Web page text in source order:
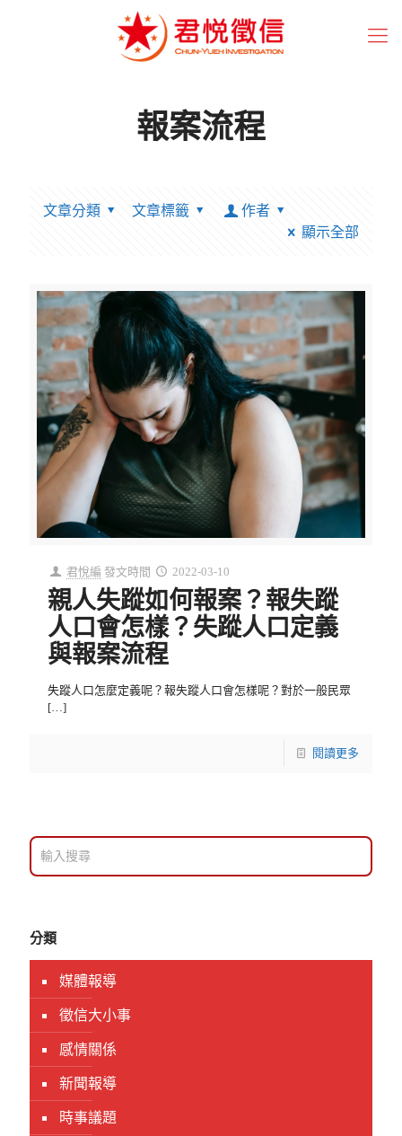
報案流程
文章分類 文章標籤
作者
顯示全部
君悅編 發文時間 2022-03-10
親人失蹤如何報案？報失蹤
人口會怎樣？失蹤人口定義
與報案流程
失蹤人口怎麼定義呢？報失蹤人口會怎樣呢？對於一般民眾
[…]
閱讀更多
分類
媒體報導
徵信大小事
感情關係
新聞報導
時事議題